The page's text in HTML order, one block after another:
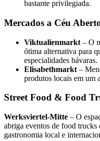
bastante privilegiada.
Mercados a Céu
Viktualienmarkt – O
ótima alternativa para
especialidades bávaras.
Elisabethmarkt –
produtos locais em um
Street Food & Food
Werksviertel-Mitte – O
abriga eventos de food
gastronomia local e